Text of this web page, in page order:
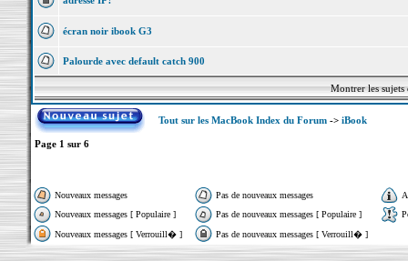
écran noir ibook G3
Palourde avec default catch 900
Montrer les
Tout sur les MacBook Index du Forum-> iBook
Page 1 sur 6
Nouveaux messages Pas de nouveaux messages
Nouveaux messages [ Populaire ]
Pas de nouveaux messages [ Populaire ]
Nouveaux messages [ Verrouill� ]
Pas de nouveaux messages [ Verrouill� ]